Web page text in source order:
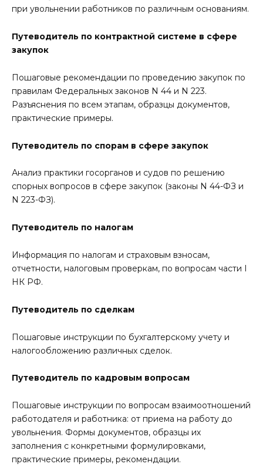
при увольнении работников по различным основаниям.
Путеводитель по контрактной системе в сфере
закупок
Пошаговые рекомендации по проведению закупок по
правилам Федеральных законов N 44 и N 223.
Разъяснения по всем этапам, образцы документов,
практические примеры.
Путеводитель по спорам в сфере закупок
Анализ практики госорганов и судов по решению
спорных вопросов в сфере закупок (законы N 44-ФЗ и
N 223-ФЗ).
Путеводитель по налогам
Информация по налогам и страховым взносам,
отчетности, налоговым проверкам, по вопросам части I
НК РФ.
Путеводитель по сделкам
Пошаговые инструкции по бухгалтерскому учету и
налогообложению различных сделок.
Путеводитель по кадровым вопросам
Пошаговые инструкции по вопросам взаимоотношений
работодателя и работника: от приема на работу до
увольнения. Формы документов, образцы их
заполнения с конкретными формулировками,
практические примеры, рекомендации.